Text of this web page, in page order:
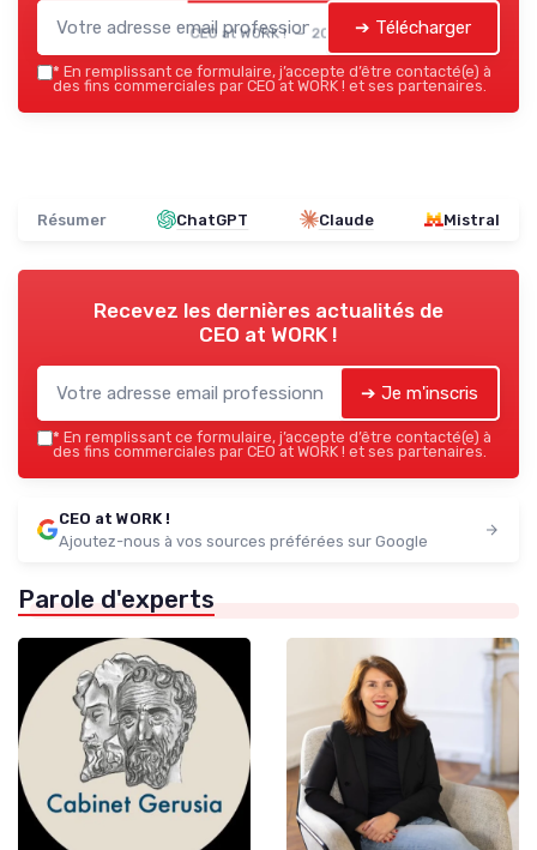
CEO at WORK ! — 2026 ➔ Télécharger
* En remplissant ce formulaire, j’accepte d’être contacté(e) à
des fins commerciales par CEO at WORK ! et ses partenaires.
Résumer ChatGPT Claude Mistral
Recevez les dernières actualités de
CEO at WORK !
➔ Je m'inscris
* En remplissant ce formulaire, j’accepte d’être contacté(e) à
des fins commerciales par CEO at WORK ! et ses partenaires.
CEO at WORK !
Ajoutez-nous à vos sources préférées sur Google
Parole d'experts